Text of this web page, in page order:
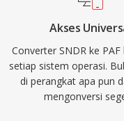
Akses
Converter SNDR ke
setiap sistem operasi.
di perangkat apa pun
mengonversi